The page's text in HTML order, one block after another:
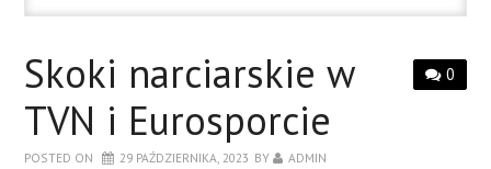
0
Skoki narciarskie w
TVN i Eurosporcie
POSTED ON 29 PAŹDZIERNIKA, 2023 BY ADMIN